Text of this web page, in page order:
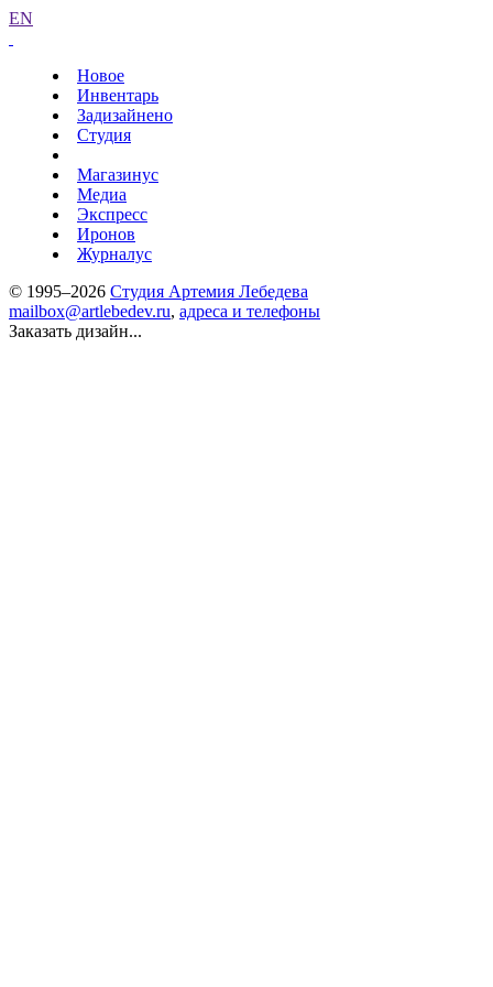
EN
Новое
Инвентарь
Задизайнено
Студия
Магазинус
Медиа
Экспресс
Иронов
Журналус
© 1995–2026 Студия Артемия Лебедева
mailbox@artlebedev.ru, адреса и телефоны
Заказать дизайн...